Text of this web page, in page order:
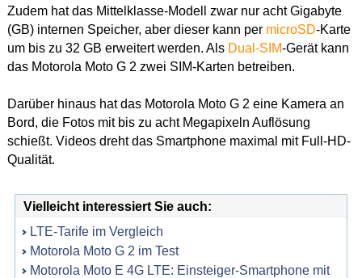
Zudem hat das Mittelklasse-Modell zwar nur acht Gigabyte
(GB) internen Speicher, aber dieser kann per microSD-Karte
um bis zu 32 GB erweitert werden. Als Dual-SIM-Gerät kann
das Motorola Moto G 2 zwei SIM-Karten betreiben.
Darüber hinaus hat das Motorola Moto G 2 eine Kamera an
Bord, die Fotos mit bis zu acht Megapixeln Auflösung
schießt. Videos dreht das Smartphone maximal mit Full-HD-
Qualität.
Vielleicht interessiert Sie auch:
LTE-Tarife im Vergleich
Motorola Moto G 2 im Test
Motorola Moto E 4G LTE: Einsteiger-Smartphone mit